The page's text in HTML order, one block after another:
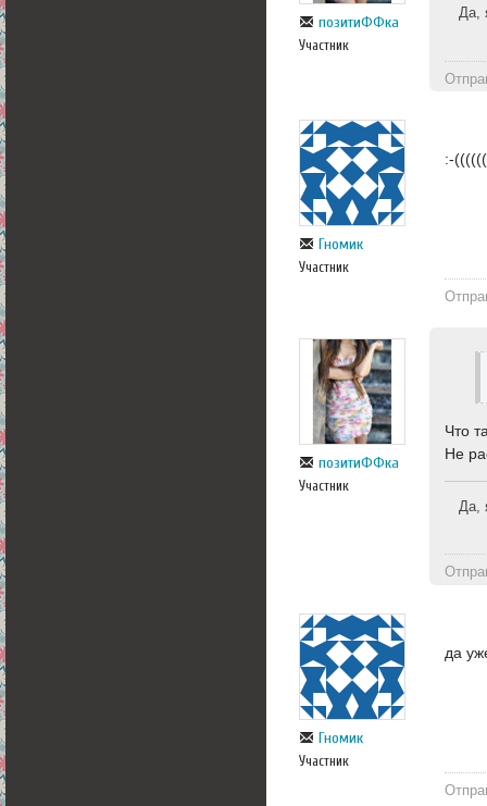
позитиФФка
Участник
Да,
Гномик
Участник
:-
позитиФФка
Участник
Что
Не
Да,
Гномик
Участник
да